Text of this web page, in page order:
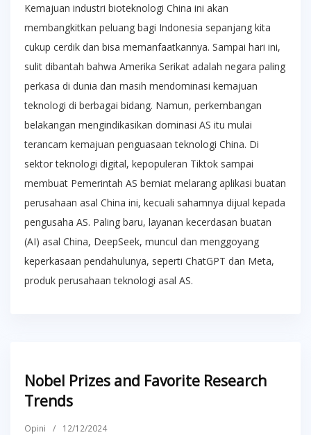
Kemajuan industri bioteknologi China ini akan
membangkitkan peluang bagi Indonesia sepanjang kita
cukup cerdik dan bisa memanfaatkannya. Sampai hari ini,
sulit dibantah bahwa Amerika Serikat adalah negara paling
perkasa di dunia dan masih mendominasi kemajuan
teknologi di berbagai bidang. Namun, perkembangan
belakangan mengindikasikan dominasi AS itu mulai
terancam kemajuan penguasaan teknologi China. Di
sektor teknologi digital, kepopuleran Tiktok sampai
membuat Pemerintah AS berniat melarang aplikasi buatan
perusahaan asal China ini, kecuali sahamnya dijual kepada
pengusaha AS. Paling baru, layanan kecerdasan buatan
(AI) asal China, DeepSeek, muncul dan menggoyang
keperkasaan pendahulunya, seperti ChatGPT dan Meta,
produk perusahaan teknologi asal AS.
Nobel Prizes and Favorite Research
Trends
Opini / 12/12/2024